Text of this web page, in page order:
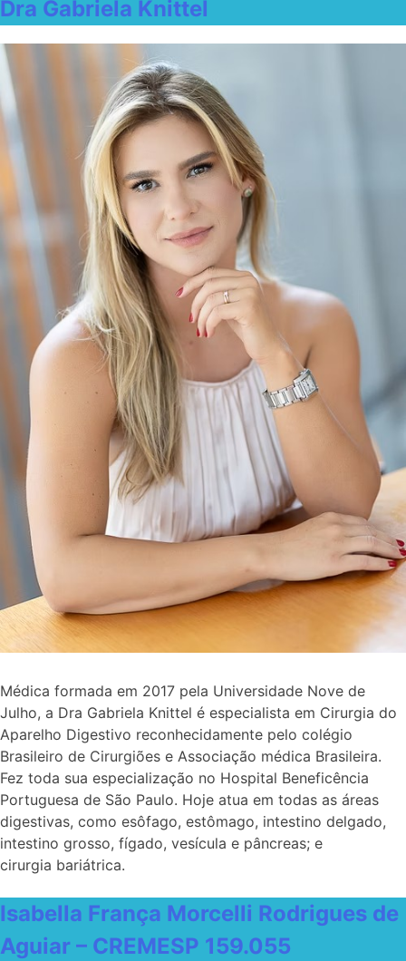
Dra Gabriela Knittel
Médica formada em 2017 pela Universidade Nove de
Julho, a Dra Gabriela Knittel é especialista em Cirurgia do
Aparelho Digestivo reconhecidamente pelo colégio
Brasileiro de Cirurgiões e Associação médica Brasileira.
Fez toda sua especialização no Hospital Beneficência
Portuguesa de São Paulo. Hoje atua em todas as áreas
digestivas, como esôfago, estômago, intestino delgado,
intestino grosso, fígado, vesícula e pâncreas; e
cirurgia bariátrica.
Isabella França Morcelli Rodrigues de
Aguiar – CREMESP 159.055